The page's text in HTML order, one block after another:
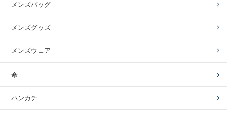
メンズバッグ
メンズグッズ
メンズウェア
傘
ハンカチ